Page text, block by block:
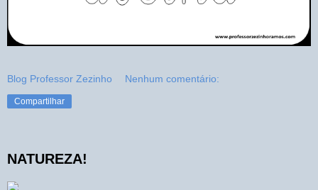
Blog Professor Zezinho Nenhum comentário:
Compartilhar
NATUREZA!